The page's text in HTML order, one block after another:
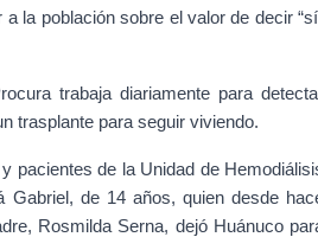
la población sobre el valor de decir
trabaja diariamente para
trasplante para seguir viviendo.
pacientes de la Unidad de
Gabriel, de 14 años, quien desde
Rosmilda Serna, dejó Huánuco